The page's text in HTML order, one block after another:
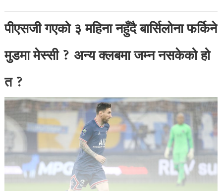
पीएसजी गएको ३ महिना नहुँदै बार्सिलोना फर्किने
मुडमा मेस्सी ? अन्य क्लबमा जम्न नसकेको हो
त ?